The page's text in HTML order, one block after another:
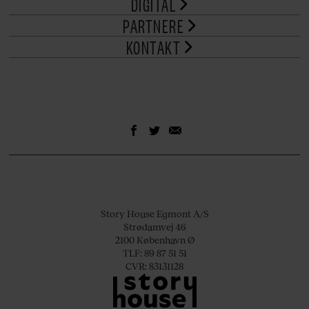
PARTNERE
KONTAKT
Story House Egmont A/S
Strødamvej 46
2100 København Ø
TLF: 89 87 51 51
CVR: 83131128